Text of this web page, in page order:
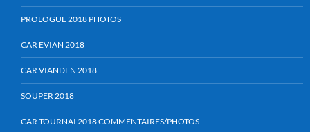
PROLOGUE 2018 PHOTOS
CAR EVIAN 2018
CAR VIANDEN 2018
SOUPER 2018
CAR TOURNAI 2018 COMMENTAIRES/PHOTOS